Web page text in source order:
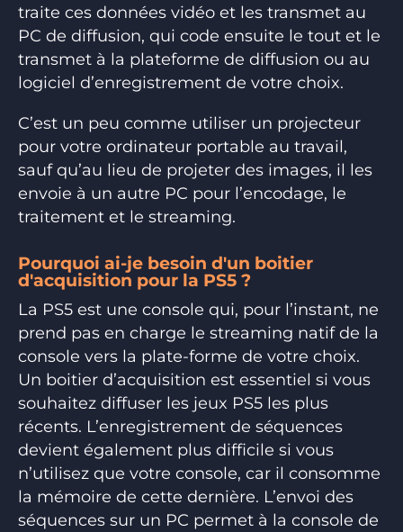
traite ces données vidéo et les transmet au
PC de diffusion, qui code ensuite le tout et le
transmet à la plateforme de diffusion ou au
logiciel d’enregistrement de votre choix.
C’est un peu comme utiliser un projecteur
pour votre ordinateur portable au travail,
sauf qu’au lieu de projeter des images, il les
envoie à un autre PC pour l’encodage, le
traitement et le streaming.
Pourquoi ai-je besoin d'un boitier
d'acquisition pour la PS5 ?
La PS5 est une console qui, pour l’instant, ne
prend pas en charge le streaming natif de la
console vers la plate-forme de votre choix.
Un boitier d’acquisition est essentiel si vous
souhaitez diffuser les jeux PS5 les plus
récents. L’enregistrement de séquences
devient également plus difficile si vous
n’utilisez que votre console, car il consomme
la mémoire de cette dernière. L’envoi des
séquences sur un PC permet à la console de